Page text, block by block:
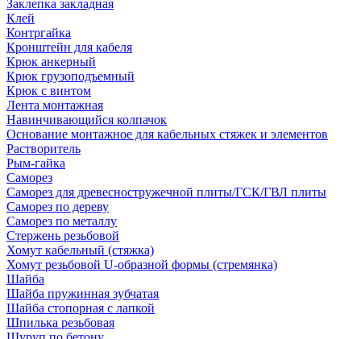
Заклепка закладная
Клей
Контргайка
Кронштейн для кабеля
Крюк анкерный
Крюк грузоподъемный
Крюк с винтом
Лента монтажная
Навинчивающийся колпачок
Основание монтажное для кабельных стяжек и элементов
Растворитель
Рым-гайка
Саморез
Саморез для древесностружечной плиты/ГСК/ГВЛ плиты
Саморез по дереву
Саморез по металлу
Стержень резьбовой
Хомут кабельный (стяжка)
Хомут резьбовой U-образной формы (стремянка)
Шайба
Шайба пружинная зубчатая
Шайба стопорная с лапкой
Шпилька резьбовая